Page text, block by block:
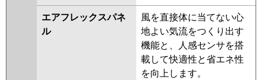
エアフレックスパネ
ル
風を直接体に当てない心
地よい気流をつくり出す
機能と、人感センサを搭
載して快適性と省エネ性
を向上します。